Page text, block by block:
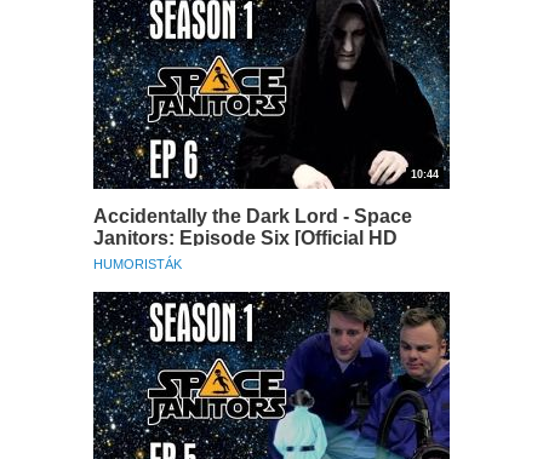
10:44
Accidentally the Dark Lord - Space
Janitors: Episode Six [Official HD
Version]
HUMORISTÁK